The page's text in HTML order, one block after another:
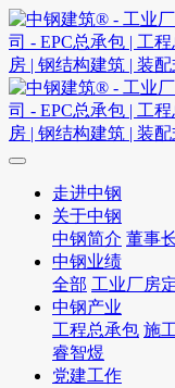
走进中钢
关于中钢
中钢简介 董事
中钢业绩
全部 工业厂房
中钢产业
工程总承包 施
睿智煜
党建工作